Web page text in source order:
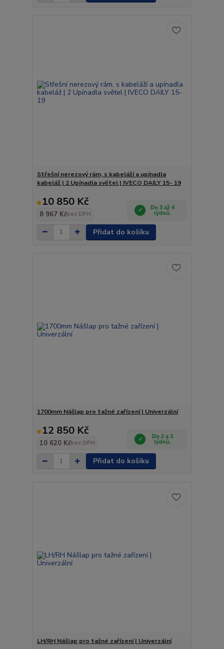
Střešní nerezový rám, s kabeláží a upínadla
kabeláž | 2 Upínadla světel | IVECO DAILY 15- 19
10 850 Kč
8 967 Kčbez DPH
Do 3 až 4
týdnů.
Přidat do košíku
1700mm Nášlap pro tažné zařízení | Univerzální
12 850 Kč
10 620 Kčbez DPH
Do 2 a 3
týdnů.
Přidat do košíku
LH/RH Nášlap pro tažné zařízení | Univerzální